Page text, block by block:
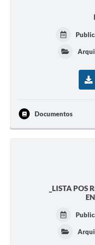
Documentos
_LISTA POS